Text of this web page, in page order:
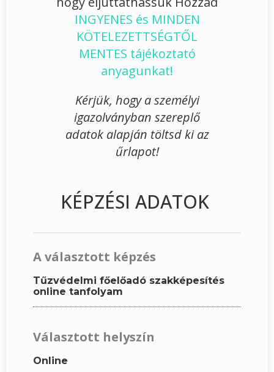
INGYENES és MINDEN
KÖTELEZETTSÉGTŐL
MENTES tájékoztató
anyagunkat!
Kérjük, hogy a személyi
igazolványban szereplő
adatok alapján töltsd ki az
űrlapot!
KÉPZÉSI ADATOK
A választott képzés
Tűzvédelmi főelőadó szakképesítés
online tanfolyam
Választott helyszín
Online